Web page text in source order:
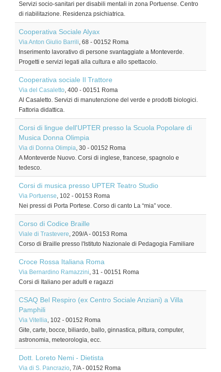
Servizi socio-sanitari per disabili mentali in zona Portuense. Centro
di riabilitazione. Residenza psichiatrica.
Cooperativa Sociale Alyax
Via Anton Giulio Barrili, 68 - 00152 Roma
Inserimento lavorativo di persone svantaggiate a Monteverde.
Progetti e servizi legati alla cultura e allo spettacolo.
Cooperativa sociale Il Trattore
Via del Casaletto, 400 - 00151 Roma
Al Casaletto. Servizi di manutenzione del verde e prodotti biologici.
Fattoria didattica.
Corsi di lingue dell'UPTER presso la Scuola Popolare di
Musica Donna Olimpia
Via di Donna Olimpia, 30 - 00152 Roma
A Monteverde Nuovo. Corsi di inglese, francese, spagnolo e
tedesco.
Corsi di musica presso UPTER Teatro Studio
Via Portuense, 102 - 00153 Roma
Nei pressi di Porta Portese. Corso di canto La “mia” voce.
Corso di Codice Braille
Viale di Trastevere, 209/A- 00153 Roma
Corso di Braille presso l'Istituto Nazionale di Pedagogia Familiare
Croce Rossa Italiana Roma
Via Bernardino Ramazzini, 31 - 00151 Roma
Corsi di Italiano per adulti e ragazzi
CSAQ Bel Respiro (ex Centro Sociale Anziani) a Villa
Pamphili
Via Vitellia, 102 - 00152 Roma
Gite, carte, bocce, biliardo, ballo, ginnastica, pittura, computer,
astronomia, meteorologia, ecc.
Dott. Loreto Nemi - Dietista
Via di S. Pancrazio, 7/A- 00152 Roma